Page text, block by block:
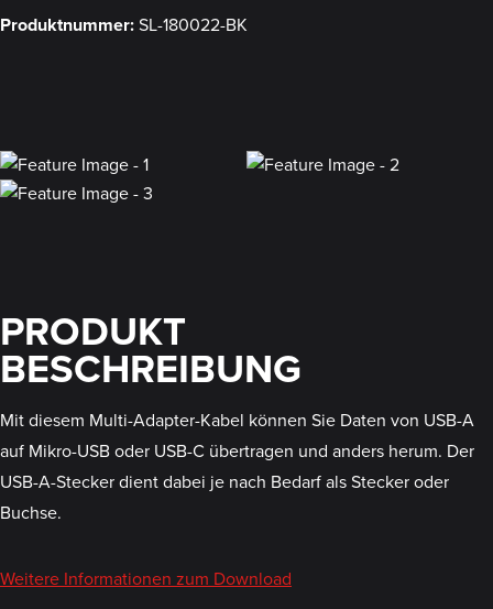
Produktnummer:SL-180022-BK
PRODUKT
BESCHREIBUNG
Mit diesem Multi-Adapter-Kabel können Sie Daten von USB-A
auf Mikro-USB oder USB-C übertragen und anders herum. Der
USB-A-Stecker dient dabei je nach Bedarf als Stecker oder
Buchse.
Weitere Informationen zum Download